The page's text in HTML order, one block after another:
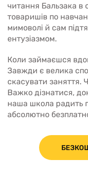
читання Бальзака в
товаришів по
мимоволі й сам
ентузіазмом.
Коли займаєшся
Завжди є велика
скасувати заняття.
Важко дізнатися,
наша школа радить
абсолютно